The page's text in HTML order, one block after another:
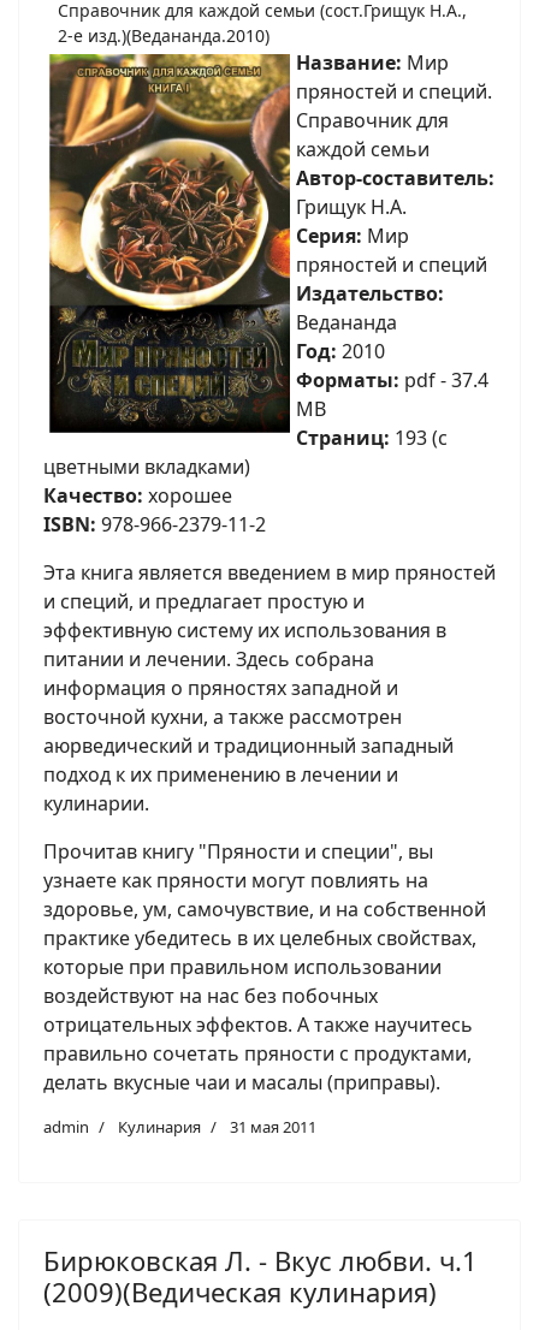
Справочник для каждой семьи (сост.Грищук Н.А.,
2-е изд.)(Ведананда.2010)
Название: Мир
пряностей и специй.
Справочник для
каждой семьи
Автор-составитель:
Грищук Н.А.
Серия: Мир
пряностей и специй
Издательство:
Ведананда
Год: 2010
Форматы: pdf - 37.4
MB
Страниц: 193 (с
цветными вкладками)
Качество: хорошее
ISBN: 978-966-2379-11-2
Эта книга является введением в мир пряностей
и специй, и предлагает простую и
эффективную систему их использования в
питании и лечении. Здесь собрана
информация о пряностях западной и
восточной кухни, а также рассмотрен
аюрведический и традиционный западный
подход к их применению в лечении и
кулинарии.
Прочитав книгу "Пряности и специи", вы
узнаете как пряности могут повлиять на
здоровье, ум, самочувствие, и на собственной
практике убедитесь в их целебных свойствах,
которые при правильном использовании
воздействуют на нас без побочных
отрицательных эффектов. А также научитесь
правильно сочетать пряности с продуктами,
делать вкусные чаи и масалы (приправы).
admin Кулинария 31 мая 2011
Бирюковская Л. - Вкус любви. ч.1
(2009)(Ведическая кулинария)